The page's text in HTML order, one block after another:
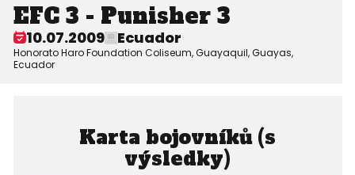
EFC 3 - Punisher 3
10.07.2009 Ecuador
Honorato Haro Foundation Coliseum, Guayaquil, Guayas,
Ecuador
Karta bojovníků (s
výsledky)